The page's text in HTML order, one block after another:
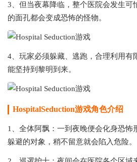
3、但当夜幕降临，整个医院会发生可
的面孔都会变成恐怖的怪物。
4、玩家必须躲藏、逃跑，合理利用有
能坚持到黎明到来。
HospitalSeduction游戏角色介绍
1、全体阿飘：一到夜晚便会化身恐怖
躲避的对象，稍不留意就会陷入危险。